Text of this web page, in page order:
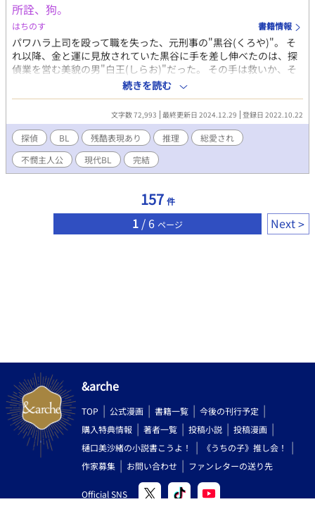
所詮、狗。
はちのす 書籍情報
パワハラ上司を殴って職を失った、元刑事の"黒谷(くろや)"。 そ
れ以降、金と運に見放されていた黒谷に手を差し伸べたのは、探
偵業を営む美貌の男"白王(しらお)"だった。 その手は救いか、そ
れとも獲物を捕らえんとする罠か。 事件解決のため、凸凹コンビ
の共同生活が始まる。 推理×BL ※事件として残酷表現あり ※ブ
ロマンス ※複数人から激重感情を寄せられるタイプの主人公
続きを読む
文字数 72,993 最終更新日 2024.12.29 登録日 2022.10.22
探偵 BL 残酷表現あり 推理
総愛され
不憫主人公
現代BL 完結
157 件
1 / 6 ページ Next
&arche
TOP 公式漫画 書籍一覧
今後の刊行予定
購入特典情報
著者一覧 投稿小説
投稿漫画
樋口美沙緒の小説書こうよ！
《うちの子》推し会！
作家募集
お問い合わせ ファンレターの送り先
Official SNS